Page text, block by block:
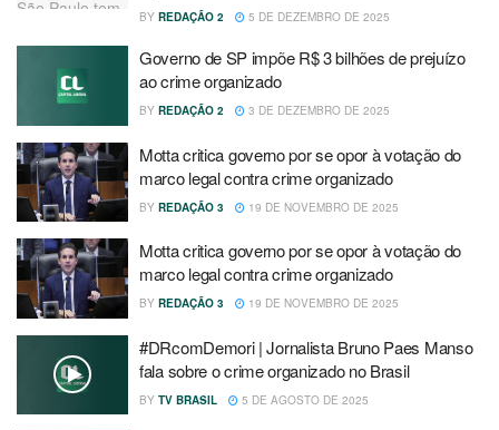
BY REDAÇÃO 2 5 DE DEZEMBRO DE 2025
Governo de SP impõe R$ 3 bilhões de prejuízo
ao crime organizado
BY REDAÇÃO 2 3 DE DEZEMBRO DE 2025
Motta critica governo por se opor à votação do
marco legal contra crime organizado
BY REDAÇÃO 3 19 DE NOVEMBRO DE 2025
Motta critica governo por se opor à votação do
marco legal contra crime organizado
BY REDAÇÃO 3 19 DE NOVEMBRO DE 2025
#DRcomDemori | Jornalista Bruno Paes Manso
fala sobre o crime organizado no Brasil
BY TV BRASIL 5 DE AGOSTO DE 2025